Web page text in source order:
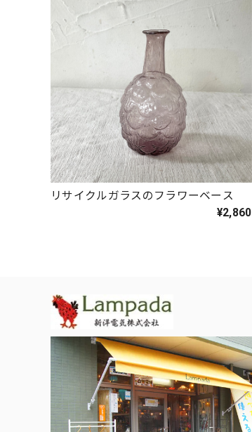
リサイクルガラスのフラワーベース
¥2,860